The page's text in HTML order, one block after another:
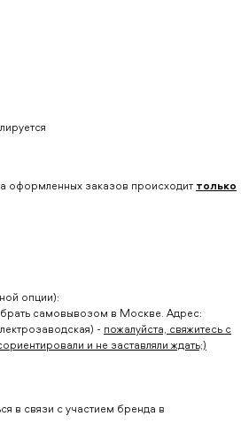
оформленных заказов происходит только
опции):
самовывозом в Москве. Адрес:
- пожалуйста, свяжитесь с
и не заставляли ждать;)
в связи с участием бренда в